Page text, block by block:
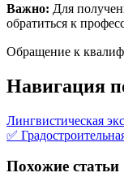
Важно: Для
обратиться к
Обращение к
Навигация
Лингвистическая
✅
Похожие статьи